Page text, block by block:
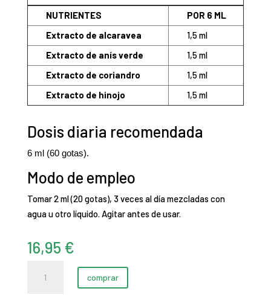
NUTRIENTES
POR 6 ML
Extracto de alcaravea
1,5 ml
Extracto de anís verde
1,5 ml
Extracto de coriandro
1,5 ml
Extracto de hinojo
1,5 ml
Dosis diaria recomendada
6 ml (60 gotas).
Modo de empleo
Tomar 2 ml (20 gotas), 3 veces al día mezcladas con
agua u otro líquido. Agitar antes de usar.
16,95 €
comprar